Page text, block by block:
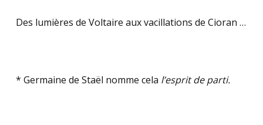
Des lumières de Voltaire aux vacillations de Cioran …
* Germaine de Staël nomme cela l’esprit de parti.